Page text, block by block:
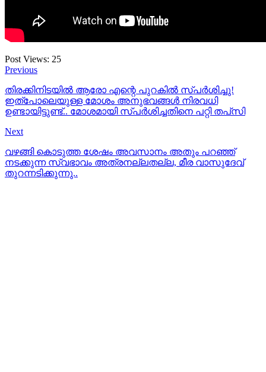
Post Views: 25
Previous
തിരക്കിനിടയിൽ ആരോ എന്റെ പുറകിൽ സ്പർശിച്ചു!
ഇത്പോലെയുള്ള മോശം അനുഭവങ്ങള്‍ നിരവധി
ഉണ്ടായിട്ടുണ്ട്.. മോശമായി സ്പര്‍ശിച്ചതിനെ പറ്റി തപ്‌സി
Next
വഴങ്ങി കൊടുത്ത ശേഷം അവസാനം അതും പറഞ്ഞ്
നടക്കുന്ന സ്വഭാവം അത്രനല്ലതല്ല, മീര വാസുദേവ്
തുറന്നടിക്കുന്നു..